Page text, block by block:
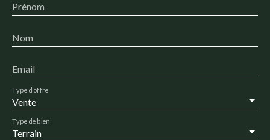
Prénom
Nom
Email
Vente
Type d'offre
Terrain
Type de bien